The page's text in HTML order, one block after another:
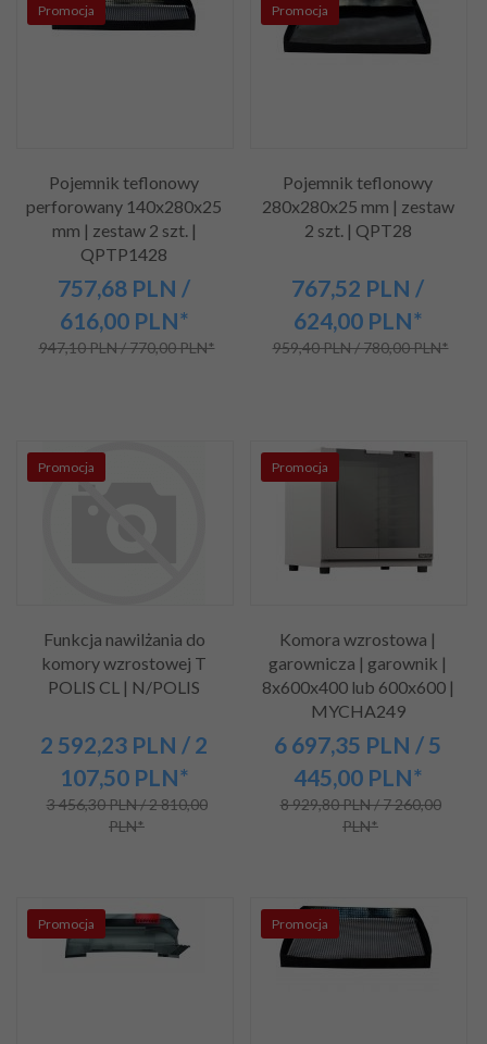
Promocja
Pojemnik teflonowy
perforowany 140x280x25
mm | zestaw 2 szt. |
QPTP1428
757,68 PLN /
616,00 PLN*
947,10 PLN / 770,00 PLN*
Promocja
Pojemnik teflonowy
280x280x25 mm | zestaw
2 szt. | QPT28
767,52 PLN /
624,00 PLN*
959,40 PLN / 780,00 PLN*
Promocja
Funkcja nawilżania do
komory wzrostowej T
POLIS CL | N/POLIS
2 592,23 PLN / 2
107,50 PLN*
3 456,30 PLN / 2 810,00
PLN*
Promocja
Komora wzrostowa |
garownicza | garownik |
8x600x400 lub 600x600 |
MYCHA249
6 697,35 PLN / 5
445,00 PLN*
8 929,80 PLN / 7 260,00
PLN*
Promocja Promocja